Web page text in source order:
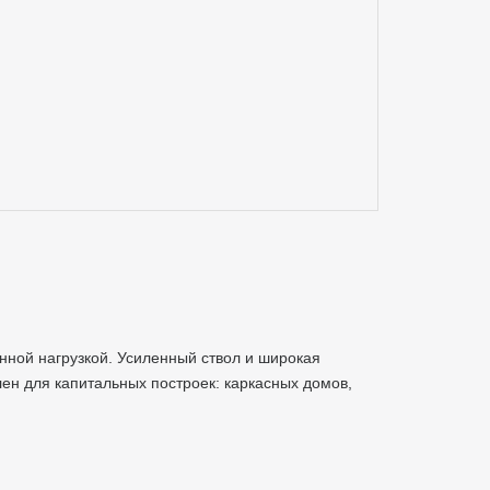
нагрузкой. Усиленный ствол и широкая
для капитальных построек: каркасных домов,